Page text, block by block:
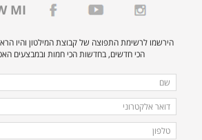
MI
הירשמו לרשימת התפוצה של קבוצת המילטון והיו
הכי חדשים, בחדשות הכי חמות ובמבצעים
מלאו
את
הפרטים
הבאים
שם
דואר
אלקטרוני
טלפון